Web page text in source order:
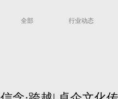
全部 行业动态